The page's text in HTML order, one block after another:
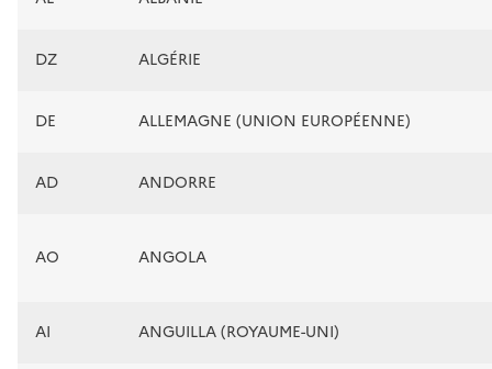
DZ ALGÉRIE
DE ALLEMAGNE (UNION EUROPÉENNE)
AD ANDORRE
AO ANGOLA
AI ANGUILLA (ROYAUME-UNI)